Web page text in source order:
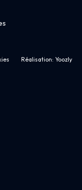
Réalisation: Yoozly